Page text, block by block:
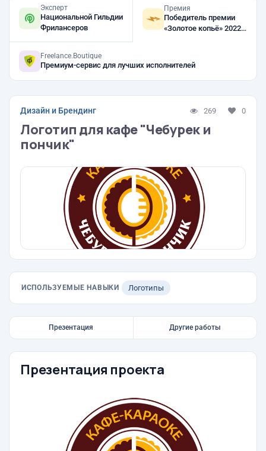
Эксперт
Национальной Гильдии
Фрилансеров
Премия
Победитель премии
«Золотое копьё» 2022,
Freelance.Boutique
Премиум-сервис для лучших исполнителей
Дизайн и Брендинг 269 0
Логотип для кафе "Чебурек и
пончик"
ИСПОЛЬЗУЕМЫЕ НАВЫКИ Логотипы
Презентация Другие работы
Презентация проекта